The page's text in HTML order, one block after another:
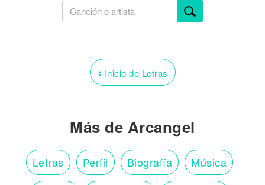
‹ Inicio de Letras
Más de Arcangel
Letras Perfil Biografía Música